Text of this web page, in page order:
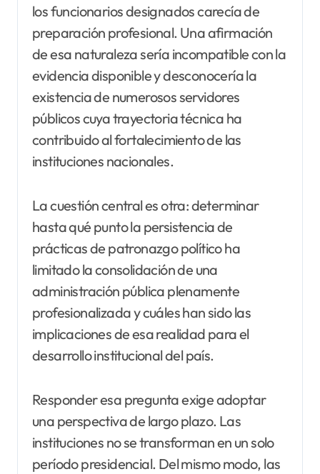
los funcionarios designados carecía de
preparación profesional. Una afirmación
de esa naturaleza sería incompatible con la
evidencia disponible y desconocería la
existencia de numerosos servidores
públicos cuya trayectoria técnica ha
contribuido al fortalecimiento de las
instituciones nacionales.
La cuestión central es otra: determinar
hasta qué punto la persistencia de
prácticas de patronazgo político ha
limitado la consolidación de una
administración pública plenamente
profesionalizada y cuáles han sido las
implicaciones de esa realidad para el
desarrollo institucional del país.
Responder esa pregunta exige adoptar
una perspectiva de largo plazo. Las
instituciones no se transforman en un solo
período presidencial. Del mismo modo, las